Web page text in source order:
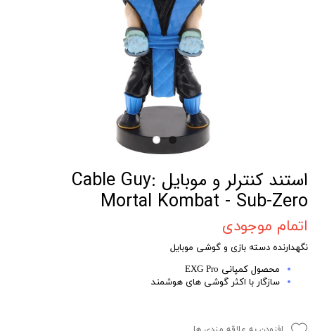
استند کنترلر و موبایل Cable Guy:
Mortal Kombat - Sub-Zero
اتمام موجودی
نگهدارنده دسته بازی و گوشی موبایل
محصول کمپانی EXG Pro
سازگار با اکثر گوشی های هوشمند